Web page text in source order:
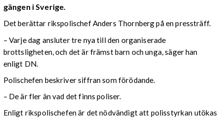
gängen i Sverige.
Det berättar rikspolischef Anders Thornberg på en pressträff.
– Varje dag ansluter tre nya till den organiserade
brottsligheten, och det är främst barn och unga, säger han
enligt DN.
Polischefen beskriver siffran som förödande.
– De är fler än vad det finns poliser.
Enligt rikspolischefen är det nödvändigt att polisstyrkan utökas